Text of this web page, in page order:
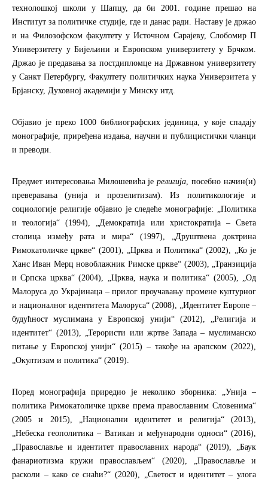
технолошкој школи у Шапцу, да би 2001. године прешао на
Институт за политичке студије, где и данас ради. Наставу је држао
и на Филозофском факултету у Источном Сарајеву, Слобомир П
Универзитету у Бијељини и Европском универзитету у Брчком.
Држао је предавања за постдипломце на Државном универзитету
у Санкт Петербургу, Факултету политичких наука Универзитета у
Брјанску, Духовној академији у Минску итд.
Објавио је преко 1000 библиографских јединица, у које спадају
монографије, приређена издања, научни и публицистички чланци
и преводи.
Предмет интересовања Милошевића јерелигија, посебно начин(и)
преверавања (унија и прозелитизам). Из политикологије и
социологије религије објавио је следеће монографије: „Политика
и теологија“ (1994), „Демократија или христократија – Света
столица између рата и мира“ (1997), „Друштвена доктрина
Римокатоличке цркве“ (2001), „Црква и Политика“ (2002), „Ко је
Ханс Иван Мерц новоблажник Римске цркве“ (2003), „Транзиција
и Српска црква“ (2004), „Црква, наука и политика“ (2005), „Од
Малоруса до Украјинаца – прилог проучавању промене културног
и националног идентитета Малоруса“ (2008), „Идентитет Европе –
будућност муслимана у Европској унији“ (2012), „Религија и
идентитет“ (2013), „Терористи или жртве Запада – муслиманско
питање у Европској унији“ (2015) – такође на арапском (2022),
„Окултизам и политика“ (2019).
Поред монографија приредио је неколико зборника: „Унија –
политика Римокатоличке цркве према православним Словенима“
(2005 и 2015), „Национални идентитет и религија“ (2013),
„Небеска геополитика – Ватикан и међународни односи“ (2016),
„Православље и идентитет православних народа“ (2019), „Баук
фанариотизма кружи православљем“ (2020), „Православље и
расколи – како се снаћи?“ (2020), „Светост и идентитет – улога